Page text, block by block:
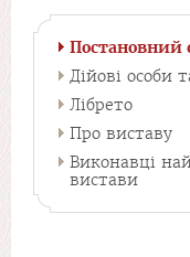
Постановний
Дійові особи
Лібрето
Про виставу
Виконавці
вистави